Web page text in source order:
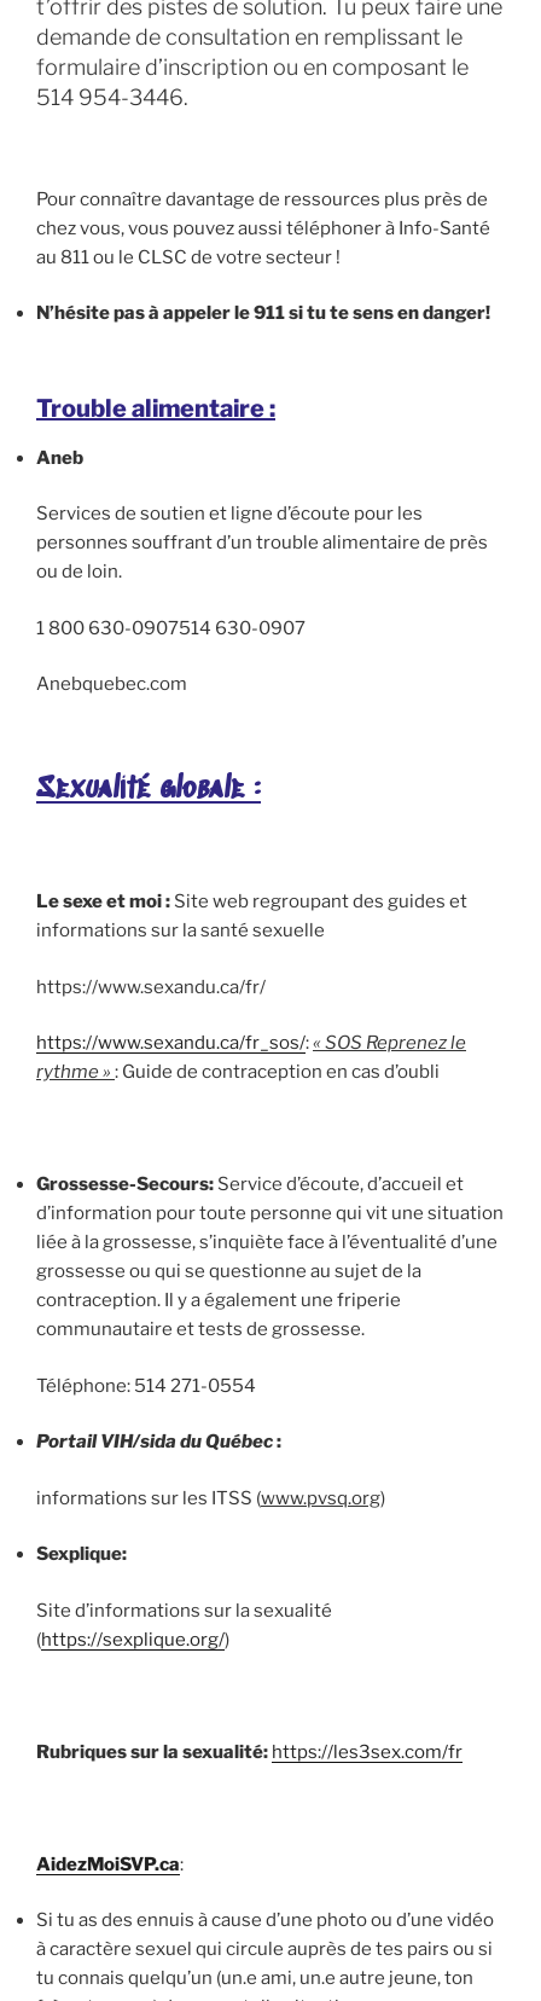
t’offrir des pistes de solution. Tu peux faire une
demande de consultation en remplissant le
formulaire d’inscription ou en composant le
514 954-3446.
Pour connaître davantage de ressources plus près de
chez vous, vous pouvez aussi téléphoner à Info-Santé
au 811 ou le CLSC de votre secteur !
N’hésite pas à appeler le 911 si tu te sens en danger!
Trouble alimentaire :
Aneb
Services de soutien et ligne d’écoute pour les
personnes souffrant d’un trouble alimentaire de près
ou de loin.
1 800 630-0907514 630-0907
Anebquebec.com
Sexualité globale :
Le sexe et moi : Site web regroupant des guides et
informations sur la santé sexuelle
https://www.sexandu.ca/fr/
https://www.sexandu.ca/fr_sos/:« SOS Reprenez le
rythme » : Guide de contraception en cas d’oubli
Grossesse-Secours: Service d’écoute, d’accueil et
d’information pour toute personne qui vit une situation
liée à la grossesse, s’inquiète face à l’éventualité d’une
grossesse ou qui se questionne au sujet de la
contraception. Il y a également une friperie
communautaire et tests de grossesse.
Téléphone: 514 271-0554
Portail VIH/sida du Québec:
informations sur les ITSS (www.pvsq.org)
Sexplique:
Site d’informations sur la sexualité
(https://sexplique.org/)
Rubriques sur la sexualité: https://les3sex.com/fr
AidezMoiSVP.ca:
Si tu as des ennuis à cause d’une photo ou d’une vidéo
à caractère sexuel qui circule auprès de tes pairs ou si
tu connais quelqu’un (un.e ami, un.e autre jeune, ton